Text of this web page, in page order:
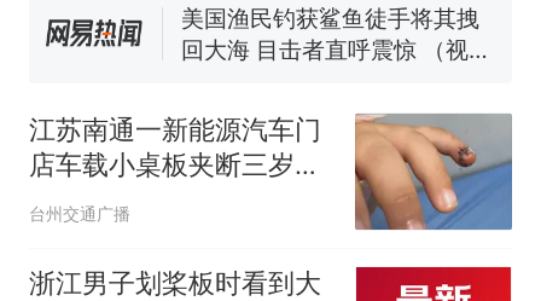
140多朵
美国渔民钓获鲨鱼徒手将其拽
回大海 目击者直呼震惊 （视频
官方通报
热 制裁瓜子饺子，美国怕什
么？
江苏南通一新能源汽车门
店车载小桌板夹断三岁男
童小拇指，门店回应：推
将积极配合后续处理
台州交通广播
浙江男子划桨板时看到大